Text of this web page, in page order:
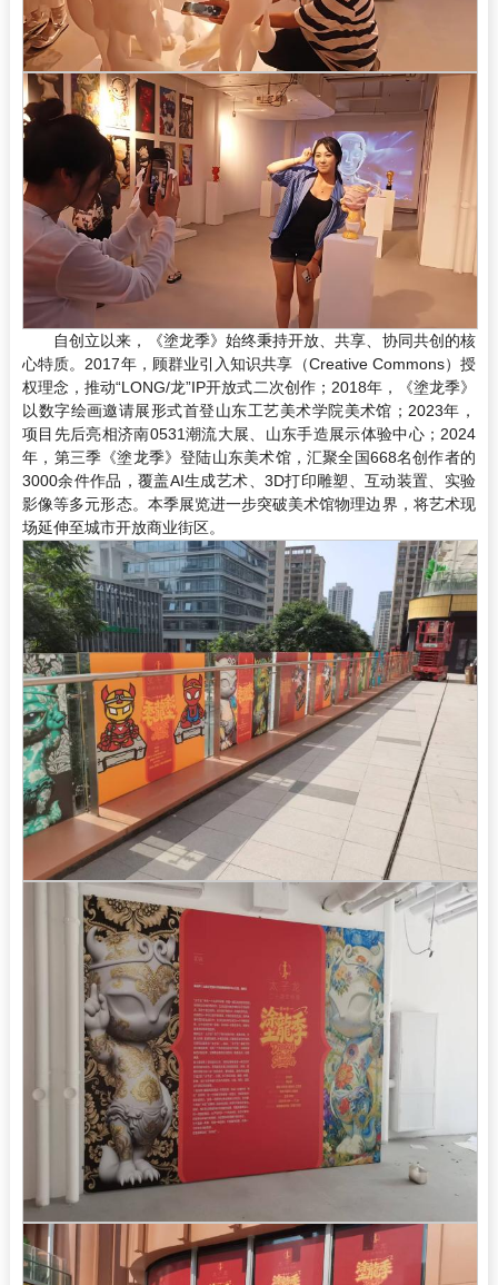
自创立以来，《塗龙季》始终秉持开放、共享、协同共创的核
心特质。2017年，顾群业引入知识共享（Creative Commons）授
权理念，推动“LONG/龙”IP开放式二次创作；2018年，《塗龙季》
以数字绘画邀请展形式首登山东工艺美术学院美术馆；2023年，
项目先后亮相济南0531潮流大展、山东手造展示体验中心；2024
年，第三季《塗龙季》登陆山东美术馆，汇聚全国668名创作者的
3000余件作品，覆盖AI生成艺术、3D打印雕塑、互动装置、实验
影像等多元形态。本季展览进一步突破美术馆物理边界，将艺术现
场延伸至城市开放商业街区。